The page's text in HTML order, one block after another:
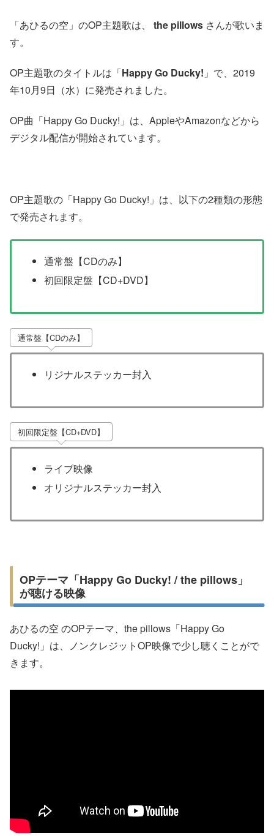
「あひるの空」のOP主題歌は、 the pillows さんが歌いま
す。
OP主題歌のタイトルは「Happy Go Ducky! 」で、2019
年10月9日（水）に発売されました。
OP曲「Happy Go Ducky!」は、AppleやAmazonなどから
デジタル配信が開始されています。
OP主題歌の「Happy Go Ducky!」は、以下の2種類の形態
で発売されます。
通常盤【CDのみ】
初回限定盤【CD+DVD】
通常盤【CDのみ】
リジナルステッカー封入
初回限定盤【CD+DVD】
ライブ映像
オリジナルステッカー封入
OPテーマ「Happy Go Ducky! / the pillows」
が聴ける映像
あひるの空 のOPテーマ、the pillows「Happy Go
Ducky!」は、ノンクレジットOP映像で少し聴くことがで
きます。